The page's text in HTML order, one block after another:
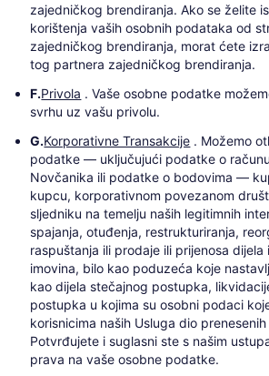
zajedničkog brendiranja. Ako se želite
korištenja vaših osobnih podataka od
zajedničkog brendiranja, morat ćete
tog partnera zajedničkog brendiranja.
F.Privola . Vaše osobne podatke
svrhu uz vašu privolu.
G.Korporativne Transakcije . Možemo
podatke — uključujući podatke o
Novčanika ili podatke o bodovima —
kupcu, korporativnom povezanom
sljedniku na temelju naših legitimnih
spajanja, otuđenja, restrukturiranja,
raspuštanja ili prodaje ili prijenosa dijela
imovina, bilo kao poduzeća koje
kao dijela stečajnog postupka,
postupka u kojima su osobni podaci
korisnicima naših Usluga dio
Potvrđujete i suglasni ste s našim
prava na vaše osobne podatke.